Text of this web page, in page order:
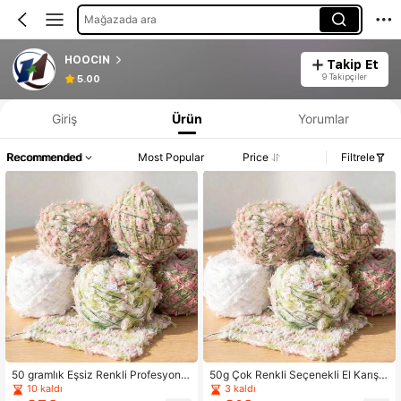
Mağazada ara
HOOCIN
5.00
Takip Et
9 Takipçiler
Giriş Ürün Yorumlar
Recommended Most Popular Price Filtrele
50 gramlık Eşsiz Renkli Profesyonel
İplik, Polyester ve Tiftik Karışımı, Ka
10 kaldı
50g Çok Renkli Seçenekli El Karışı
mı Çiçekli İp, 3D Çiçek Tomurcuğu İ
3 kaldı